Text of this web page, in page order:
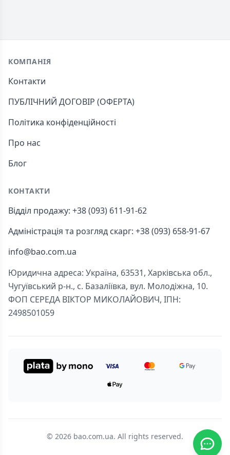
Footer
КОМПАНІЯ
Контакти
ПУБЛІЧНИЙ ДОГОВІР (ОФЕРТА)
Політика конфіденційності
Про нас
Блог
КОНТАКТИ
Відділ продажу: +38 (093) 611-91-62
Адміністрація та розгляд скарг: +38 (093) 658-91-67
info@bao.com.ua
Юридична адреса: Україна, 63531, Харківська обл.,
Чугуївський р-н., с. Базаліївка, вул. Молодіжна, 10.
ФОП СЕРЕДА ВІКТОР МИКОЛАЙОВИЧ, ІПН:
2498501059
© 2026 bao.com.ua. All rights reserved.